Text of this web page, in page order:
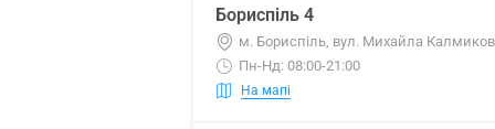
Бориспіль 4
м. Бориспіль, вул. Михайла
Пн-Нд: 08:00-21:00
На мапі